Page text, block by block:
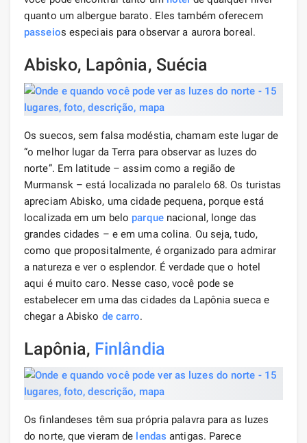
quanto um albergue barato. Eles também oferecem
passeios especiais para observar a aurora boreal.
Abisko, Lapônia, Suécia
Os suecos, sem falsa modéstia, chamam este lugar de
“o melhor lugar da Terra para observar as luzes do
norte”. Em latitude – assim como a região de
Murmansk – está localizada no paralelo 68. Os turistas
apreciam Abisko, uma cidade pequena, porque está
localizada em um belo parquenacional, longe das
grandes cidades – e em uma colina. Ou seja, tudo,
como que propositalmente, é organizado para admirar
a natureza e ver o esplendor. É verdade que o hotel
aqui é muito caro. Nesse caso, você pode se
estabelecer em uma das cidades da Lapônia sueca e
chegar a Abisko de carro.
Lapônia, Finlândia
Os finlandeses têm sua própria palavra para as luzes
do norte, que vieram de lendas antigas. Parece